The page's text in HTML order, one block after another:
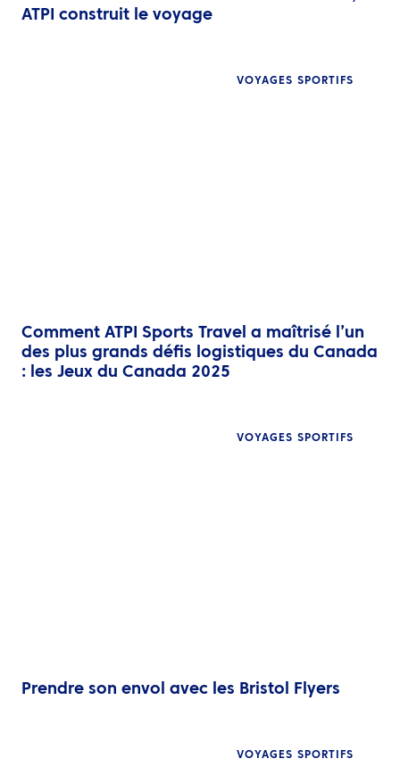
ATPI construit le voyage
VOYAGES SPORTIFS
Comment ATPI Sports Travel a maîtrisé l’un
des plus grands défis logistiques du Canada
: les Jeux du Canada 2025
VOYAGES SPORTIFS
Prendre son envol avec les Bristol Flyers
VOYAGES SPORTIFS